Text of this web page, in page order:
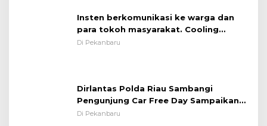
Insten berkomunikasi ke warga dan
para tokoh masyarakat. Cooling
System OMP LK ²024 Polsek Rumbai,
Di Pekanbaru
Dirlantas Polda Riau Sambangi
Pengunjung Car Free Day Sampaikan
Pesan Edukasi Kamtibmas &
Di Pekanbaru